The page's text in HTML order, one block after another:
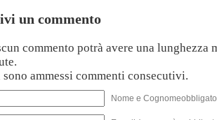
un commento
commento potrà avere una lunghezza
sono ammessi commenti consecutivi.
Nome e